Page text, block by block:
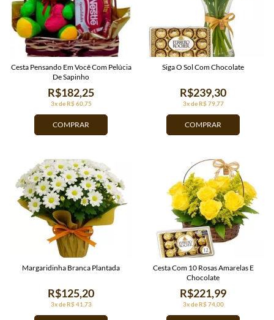
COMPRAR
3x de R$ 60,75
R$182,25
Cesta Pensando Em Você Com Pelúcia
De Sapinho
COMPRAR
3x de R$ 79,77
R$239,30
Siga O Sol Com Chocolate
3x de R$ 41,73
R$125,20
Margaridinha Branca Plantada
3x de R$ 74,00
R$221,99
Cesta Com 10 Rosas Amarelas E
Chocolate